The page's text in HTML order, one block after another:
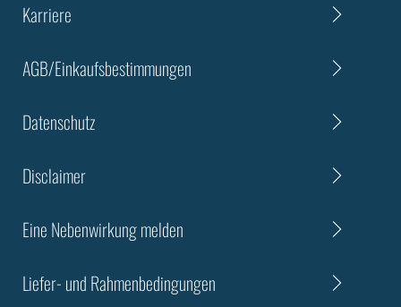
Karriere
AGB/Einkaufsbestimmungen
Datenschutz
Disclaimer
Eine Nebenwirkung melden
Liefer- und Rahmenbedingungen